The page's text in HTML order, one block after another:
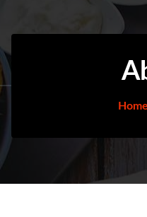
Home